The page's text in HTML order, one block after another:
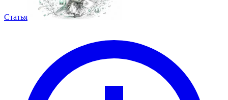
Статья